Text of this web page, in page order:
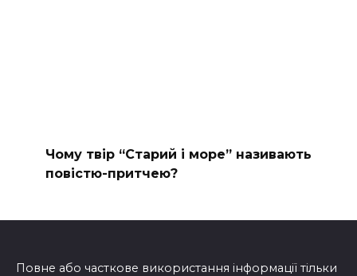
Чому твір “Старий і море” називають
повістю-притчею?
Повне або часткове використання інформації тільки